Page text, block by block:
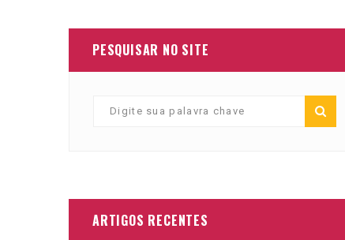
PESQUISAR NO SITE
ARTIGOS RECENTES